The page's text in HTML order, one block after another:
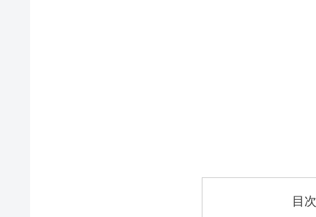
目次